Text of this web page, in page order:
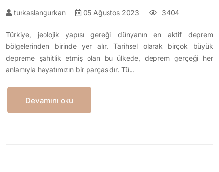
turkaslangurkan 05 Ağustos 2023 3404
Türkiye, jeolojik yapısı gereği dünyanın en aktif deprem
bölgelerinden birinde yer alır. Tarihsel olarak birçok büyük
depreme şahitlik etmiş olan bu ülkede, deprem gerçeği her
anlamıyla hayatımızın bir parçasıdır. Tü…
Devamını oku